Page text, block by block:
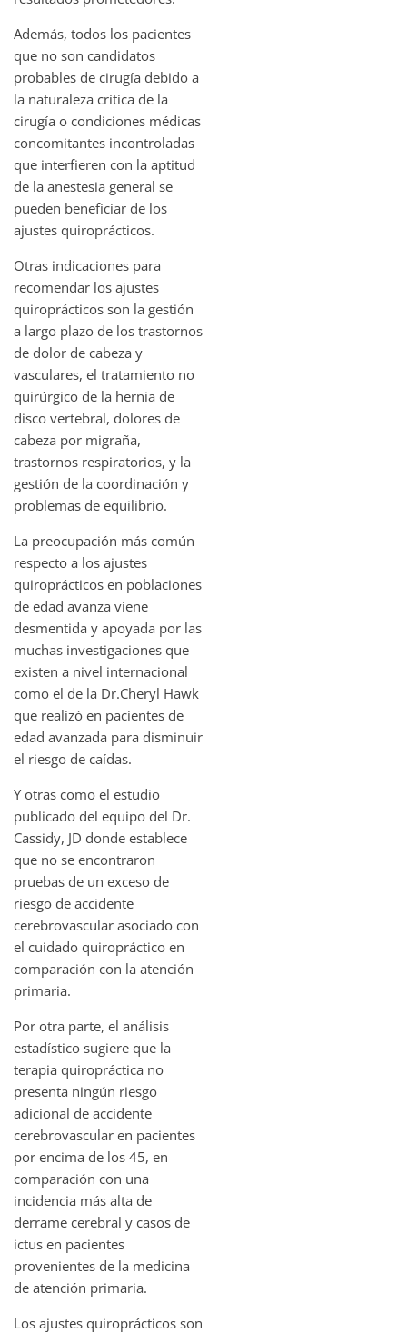
Además, todos los pacientes
que no son candidatos
probables de cirugía debido a
la naturaleza crítica de la
cirugía o condiciones médicas
concomitantes incontroladas
que interfieren con la aptitud
de la anestesia general se
pueden beneficiar de los
ajustes quiroprácticos.
Otras indicaciones para
recomendar los ajustes
quiroprácticos son la gestión
a largo plazo de los trastornos
de dolor de cabeza y
vasculares, el tratamiento no
quirúrgico de la hernia de
disco vertebral, dolores de
cabeza por migraña,
trastornos respiratorios, y la
gestión de la coordinación y
problemas de equilibrio.
La preocupación más común
respecto a los ajustes
quiroprácticos en poblaciones
de edad avanza viene
desmentida y apoyada por las
muchas investigaciones que
existen a nivel internacional
como el de la Dr.Cheryl Hawk
que realizó en pacientes de
edad avanzada para disminuir
el riesgo de caídas.
Y otras como el estudio
publicado del equipo del Dr.
Cassidy, JD donde establece
que no se encontraron
pruebas de un exceso de
riesgo de accidente
cerebrovascular asociado con
el cuidado quiropráctico en
comparación con la atención
primaria.
Por otra parte, el análisis
estadístico sugiere que la
terapia quiropráctica no
presenta ningún riesgo
adicional de accidente
cerebrovascular en pacientes
por encima de los 45, en
comparación con una
incidencia más alta de
derrame cerebral y casos de
ictus en pacientes
provenientes de la medicina
de atención primaria.
Los ajustes quiroprácticos son